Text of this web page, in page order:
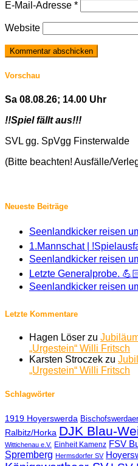
E-Mail-Adresse *
Website
Vorschau
Sa 08.08.26; 14.00 Uhr
!!Spiel fällt aus!!!
SVL gg. SpVgg Finsterwalde
(Bitte beachten! Ausfälle/
Neueste Beiträge
Seenlandkicker reisen
1.Mannschat |
Seenlandkicker reisen
Letzte Generalprobe.
Seenlandkicker reisen
Letzte Kommentare
Hagen Löser zu
„Urgestein“ Willi Fritsch
Karsten Stroczek zu
„Urgestein“ Willi Fritsch
Schlagwörter
1919 Hoyerswerda
Ralbitz/Horka DJK Blau-
Wittichenau e.V. Einheit Kamenz FSV
Spremberg Hermsdorfer SV